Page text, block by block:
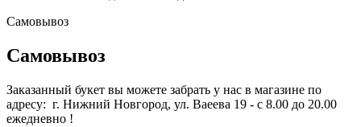
Самовывоз
Самовывоз
Заказанный букет вы можете забрать у нас в магазине по
адресу: г. Нижний Новгород, ул. Ваеева 19 - с 8.00 до 20.00
ежедневно !